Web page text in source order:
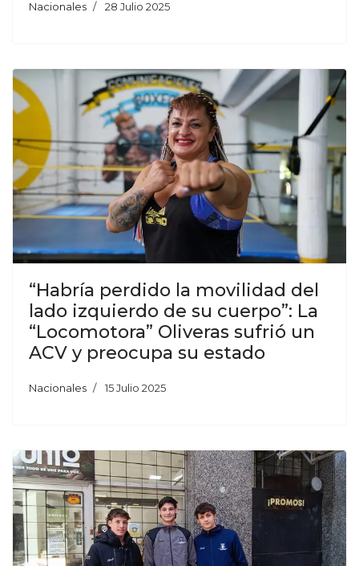
Nacionales 28 Julio 2025
“Habría perdido la movilidad del
lado izquierdo de su cuerpo”: La
“Locomotora” Oliveras sufrió un
ACV y preocupa su estado
Nacionales 15 Julio 2025